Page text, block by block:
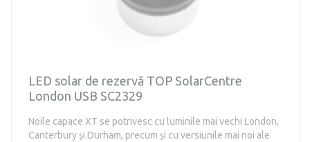
LED solar de rezervă TOP SolarCentre
London USB SC2329
Noile capace XT se potrivesc cu luminile mai vechi London,
Canterbury și Durham, precum și cu versiunile mai noi ale